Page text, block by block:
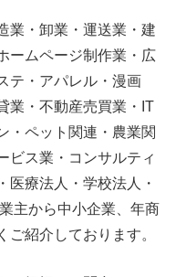
業・卸業・運送業・建
ームページ制作業・広
テ・アパレル・漫画
業・不動産売買業・IT
・ペット関連・農業関
ビス業・コンサルティ
医療法人・学校法人・
主から中小企業、年商
紹介しております。